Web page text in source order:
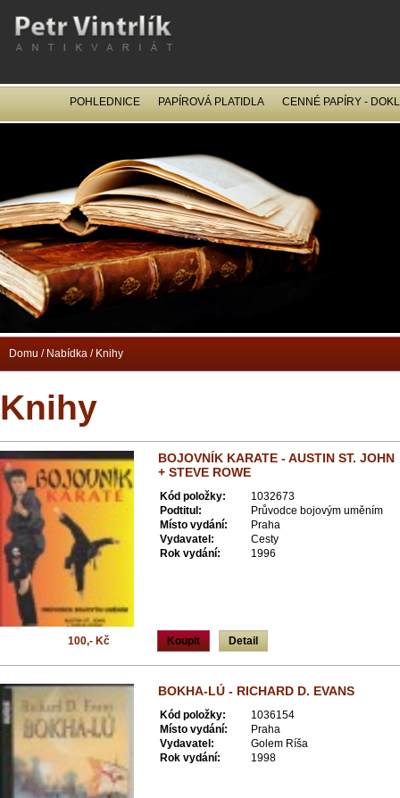
Knihy
BOJOVNÍK KARATE - AUSTIN ST. JOHN
+ STEVE ROWE
Kód položky:
1032673
Podtitul:
Průvodce bojovým uměním
Místo vydání:
Praha
Vydavatel:
Cesty
Rok vydání:
1996
Koupit Detail
100,- Kč
BOKHA-LÚ - RICHARD D. EVANS
Kód položky:
1036154
Místo vydání:
Praha
Vydavatel:
Golem Ríša
Rok vydání:
1998
POHLEDNICE PAPÍROVÁ PLATIDLA CENNÉ PAPÍRY -
Domu / Nabídka / Knihy